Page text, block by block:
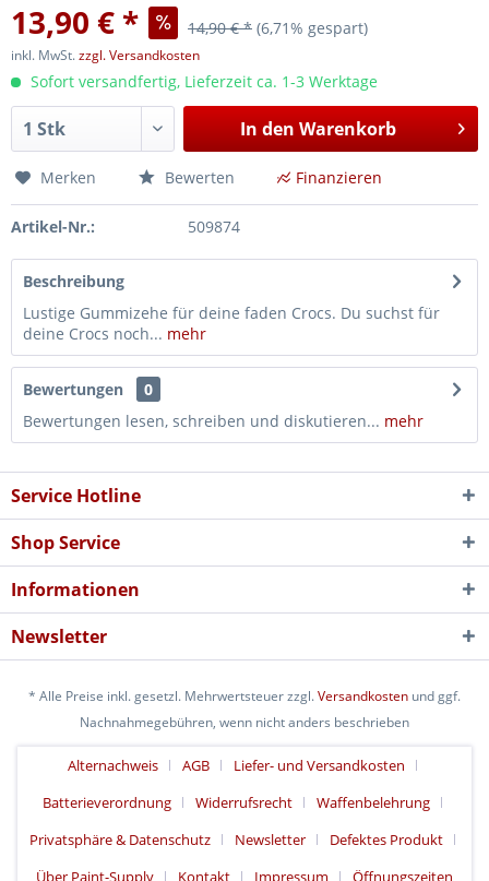
13,90 € * 14,90 € * (6,71% gespart)
inkl. MwSt.zzgl. Versandkosten
Sofort versandfertig, Lieferzeit ca. 1-3 Werktage
In den Warenkorb
Merken Bewerten Finanzieren
Artikel-Nr.: 509874
Beschreibung
Lustige Gummizehe für deine faden Crocs. Du suchst für
deine Crocs noch... mehr
Bewertungen
0
Bewertungen lesen, schreiben und diskutieren... mehr
Service Hotline
Shop Service
Informationen
Newsletter
* Alle Preise inkl. gesetzl. Mehrwertsteuer zzgl.Versandkosten und ggf.
Nachnahmegebühren, wenn nicht anders beschrieben
Alternachweis AGB
Liefer- und Versandkosten
Batterieverordnung
Widerrufsrecht
Waffenbelehrung
Privatsphäre & Datenschutz
Newsletter
Defektes Produkt
Über Paint-Supply
Kontakt Impressum Öffnungszeiten